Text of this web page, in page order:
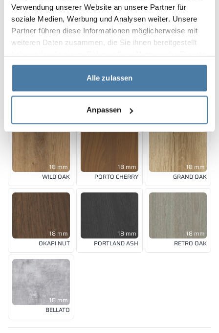
Verwendung unserer Website an unsere Partner für
soziale Medien, Werbung und Analysen weiter. Unsere
Partner führen diese Informationen möglicherweise mit
weiteren Daten zusammen, die Sie ihnen bereitgestellt
gesammelt haben.
Alle zulassen
Anpassen
18 mm
SUNNY YELLOW
RAL 1023
18 mm
DEEP ORANGE
RAL 2000
RED DELUXE
RAL 3020
18 mm
FOREST GREEN
18 mm
BLUE BAY
RAL 5005
18 mm
LUND BIRCH
18 mm
WILD OAK
18 mm
PORTO CHERRY
18 mm
GRAND OAK
18 mm
OKAPI NUT
18 mm
PORTLAND ASH
18 mm
RETRO OAK
18 mm
BELLATO